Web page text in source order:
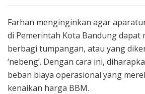
Farhan menginginkan agar
di Pemerintah Kota Bandung dapat
berbagi tumpangan, atau yang
‘nebeng’. Dengan cara ini,
beban biaya operasional yang
kenaikan harga BBM.